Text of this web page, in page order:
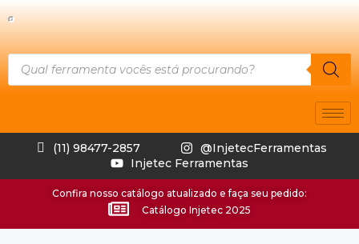
(11) 98477-2857
@InjetecFerramentas
Injetec Ferramentas
Confira nosso catálogo atualizado e faça seu pedido:
Catálogo Injetec 2025